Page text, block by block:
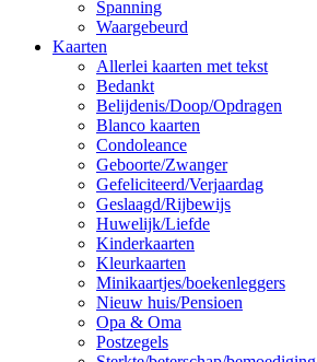
Spanning
Waargebeurd
Kaarten
Allerlei kaarten met tekst
Bedankt
Belijdenis/Doop/Opdragen
Blanco kaarten
Condoleance
Geboorte/Zwanger
Gefeliciteerd/Verjaardag
Geslaagd/Rijbewijs
Huwelijk/Liefde
Kinderkaarten
Kleurkaarten
Minikaartjes/boekenleggers
Nieuw huis/Pensioen
Opa & Oma
Postzegels